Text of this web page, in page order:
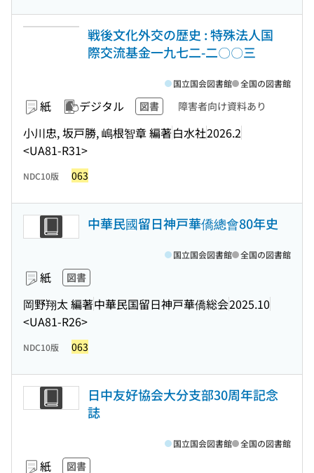
戦後文化外交の歴史 : 特殊法人国
際交流基金一九七二-二〇〇三
紙 デジタル 図書 障害者向け資料あり
小川忠, 坂戸勝, 嶋根智章 編著白水社2026.2
<UA81-R31>
国立国会図書館 全国の図書館
NDC10版 063
中華民國留日神戸華僑總會80年史
紙 図書
岡野翔太 編著中華民国留日神戸華僑総会2025.10
<UA81-R26>
国立国会図書館 全国の図書館
NDC10版 063
日中友好協会大分支部30周年記念
誌
紙 図書
国立国会図書館 全国の図書館